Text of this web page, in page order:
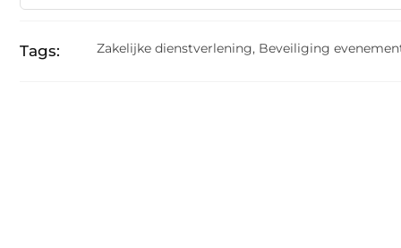
Tags: Zakelijke dienstverlening, Beveiliging